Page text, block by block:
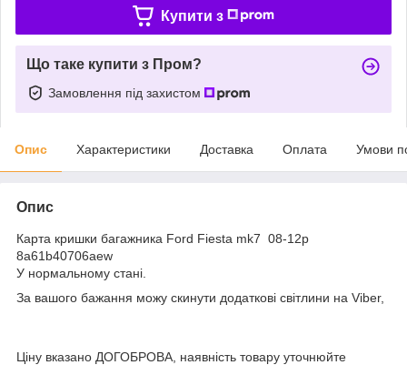
Купити з
Що таке купити з Пром?
Замовлення під захистом
Опис Характеристики Доставка Оплата Умови
Опис
Карта кришки багажника Ford Fiesta mk7 08-12р
8a61b40706aew
У нормальному стані.
За вашого бажання можу скинути додаткові світлини на Viber,
Ціну вказано ДОГОБРОВА, наявність товару уточнюйте